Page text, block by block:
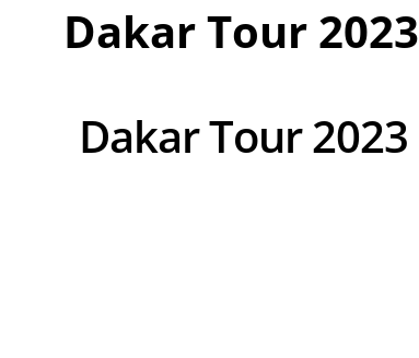
Dakar Tour 2023
Dakar Tour 2023